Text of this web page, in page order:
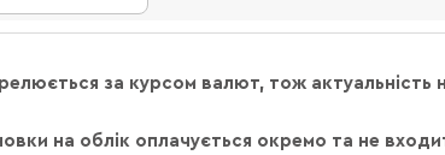
за курсом валют, тож
на облік оплачується окремо та не